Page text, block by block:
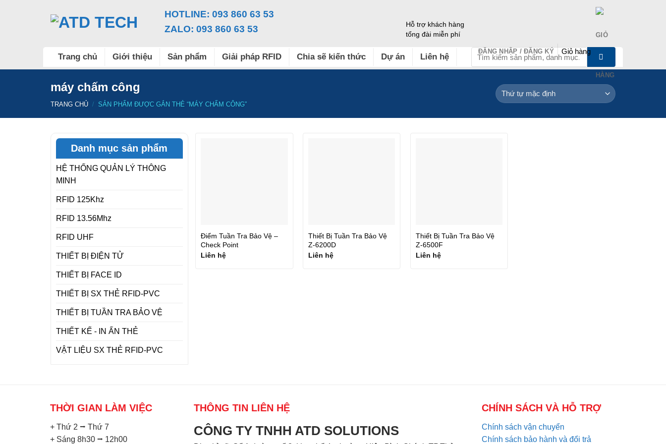
HOTLINE: 093 860 63 53
ZALO: 093 860 63 53
Hỗ trợ khách hàng
tổng đài miễn phí
ĐĂNG NHẬP / ĐĂNG KÝ Giỏ hàng
Trang chủ Giới thiệu Sản phẩm Giải pháp RFID Chia sẽ kiến thức Dự án Liên hệ
Tìm
kiếm:
máy chấm công
TRANG CHỦ / SẢN PHẨM ĐƯỢC GẮN THẺ “MÁY CHẤM CÔNG”
Danh mục sản phẩm
HỆ THỐNG QUẢN LÝ THÔNG
MINH
RFID 125Khz
RFID 13.56Mhz
RFID UHF
THIẾT BỊ ĐIỆN TỬ
THIẾT BỊ FACE ID
THIẾT BỊ SX THẺ RFID-PVC
THIẾT BỊ TUẦN TRA BẢO VỆ
THIẾT KẾ - IN ẤN THẺ
VẬT LIỆU SX THẺ RFID-PVC
Điểm Tuần Tra Bảo Vệ –
Check Point
Liên hệ
Thiết Bị Tuần Tra Bảo Vệ
Z-6200D
Liên hệ
Thiết Bị Tuần Tra Bảo Vệ
Z-6500F
Liên hệ
THỜI GIAN LÀM VIỆC
+ Thứ 2 ⭢ Thứ 7
+ Sáng 8h30 ⭢ 12h00
THÔNG TIN LIÊN HỆ
CÔNG TY TNHH ATD SOLUTIONS
CHÍNH SÁCH VÀ HỖ TRỢ
Chính sách vận chuyển
Chính sách bảo hành và đổi trả